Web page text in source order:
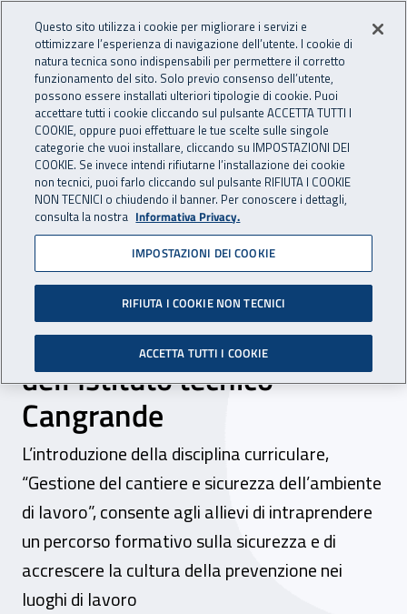
INAIL - Istituto Nazionale
Apri cerca
Navigazione principale
Navigazione - Ti trovi in:
Home Inail comunica News
17 febbraio 2022
Una lezione speciale al
cantiere dell’ex arsenale di
Verona per gli studenti
dell’Istituto tecnico
Cangrande
L’introduzione della disciplina curriculare,
“Gestione del cantiere e sicurezza dell’ambiente
di lavoro”, consente agli allievi di intraprendere
un percorso formativo sulla sicurezza e di
accrescere la cultura della prevenzione nei
luoghi di lavoro
Questo sito utilizza i cookie per migliorare i servizi e
ottimizzare l’esperienza di navigazione dell’utente. I cookie di
natura tecnica sono indispensabili per permettere il corretto
funzionamento del sito. Solo previo consenso dell’utente,
possono essere installati ulteriori tipologie di cookie. Puoi
accettare tutti i cookie cliccando sul pulsante ACCETTA TUTTI I
COOKIE, oppure puoi effettuare le tue scelte sulle singole
categorie che vuoi installare, cliccando su IMPOSTAZIONI DEI
COOKIE. Se invece intendi rifiutarne l’installazione dei cookie
non tecnici, puoi farlo cliccando sul pulsante RIFIUTA I COOKIE
NON TECNICI o chiudendo il banner. Per conoscere i dettagli,
consulta la nostra Informativa Privacy.
IMPOSTAZIONI DEI COOKIE
RIFIUTA I COOKIE NON TECNICI
ACCETTA TUTTI I COOKIE